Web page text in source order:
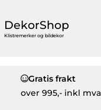
DekorShop
Klistremerker og bildekor
Gratis frakt
over 995,- inkl mva